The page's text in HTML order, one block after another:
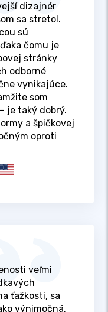
dizajnér
sa stretol.
sú
čomu je
stránky
odborné
vynikajúce.
som
je taký dobrý.
a špičkovej
oproti
veľmi
ťažkosti, sa
výnimočná.